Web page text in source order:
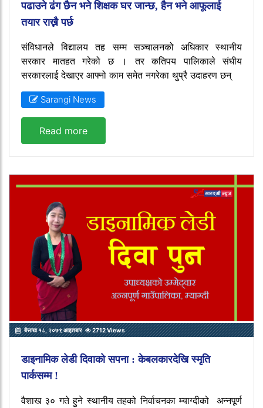
पढाउने ढंग छैन भने शिक्षक घर जान्छ, हैन भने आफूलाई
तयार राख्नै पर्छ
संविधानले विद्यालय तह सम्म सञ्चालनको अधिकार स्थानीय
सरकार मातहत गरेको छ । तर कतिपय पालिकाले संघीय
सरकारलाई देखाएर आफ्नो काम समेत नगरेका थुप्रै उदाहरण छन्
Sarangi News
Read more
बैसाख १८, २०७९ आइतबार 2712 Views
डाइनामिक लेडी दिवाको सपना : केबलकारदेखि स्मृति
पार्कसम्म !
वैशाख ३० गते हुने स्थानीय तहको निर्वाचनका म्याग्दीको अन्नपूर्ण